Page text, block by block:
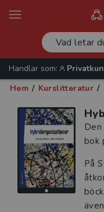
Handlar som:
Hem / Kurslitteratur /
bok
På